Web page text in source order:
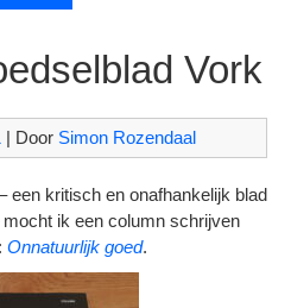
Vork
| Door Simon Rozendaal
een kritisch en onafhankelijk blad
ik een column schrijven
Onnatuurlijk goed.